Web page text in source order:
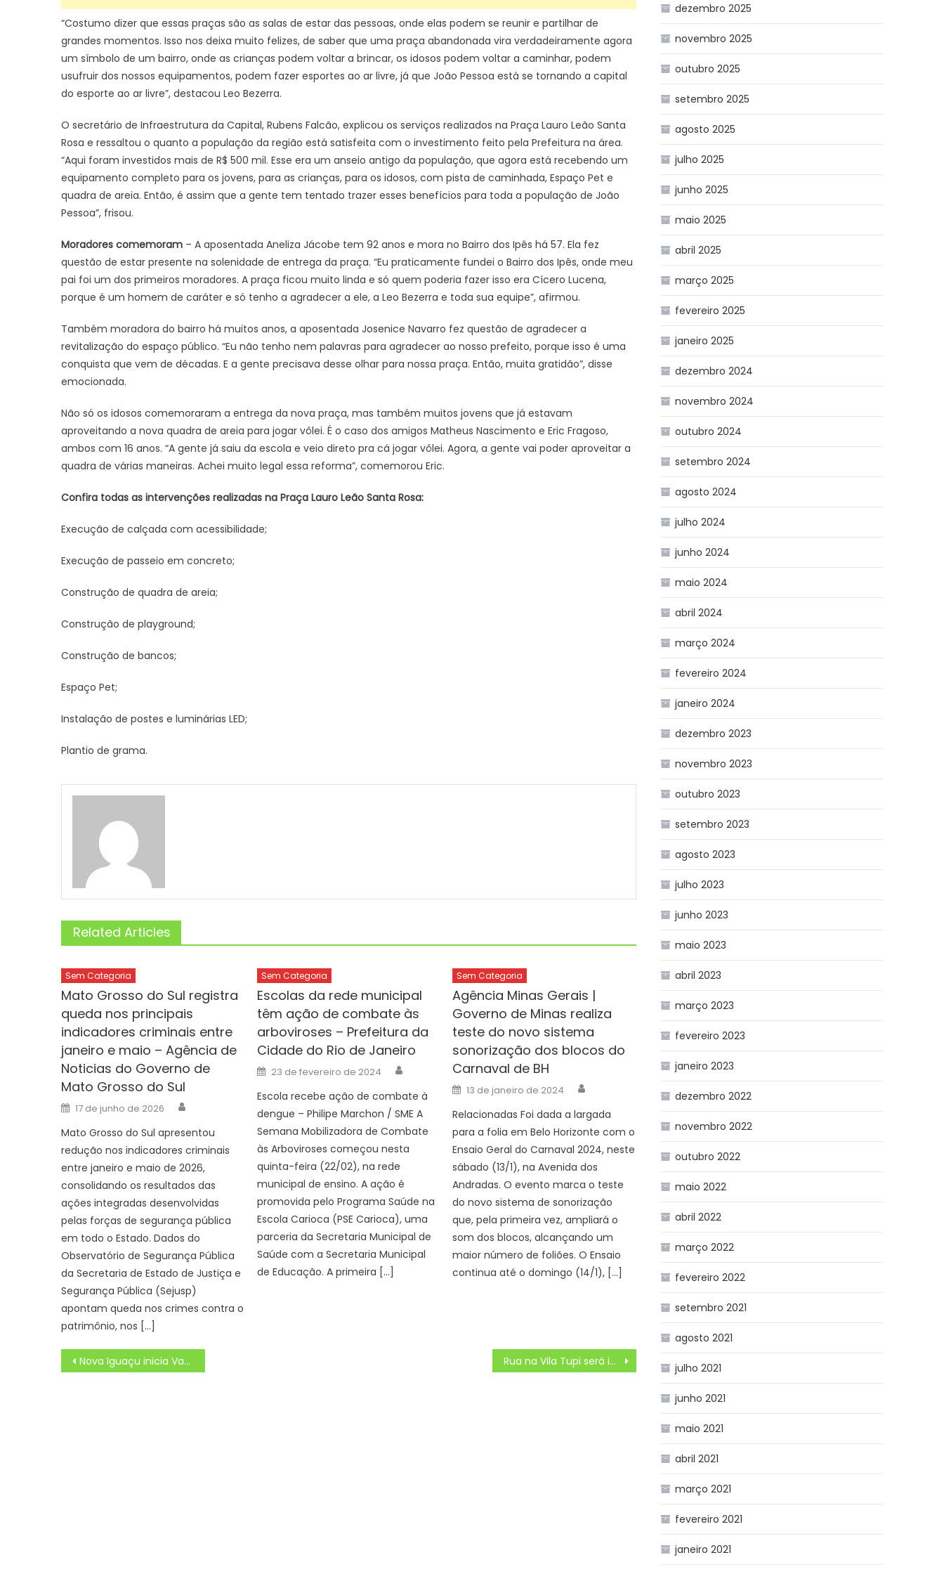
“Costumo dizer que essas praças são as salas de estar das pessoas, onde elas podem se reunir e partilhar de
grandes momentos. Isso nos deixa muito felizes, de saber que uma praça abandonada vira verdadeiramente agora
um símbolo de um bairro, onde as crianças podem voltar a brincar, os idosos podem voltar a caminhar, podem
usufruir dos nossos equipamentos, podem fazer esportes ao ar livre, já que João Pessoa está se tornando a capital
do esporte ao ar livre”, destacou Leo Bezerra.
O secretário de Infraestrutura da Capital, Rubens Falcão, explicou os serviços realizados na Praça Lauro Leão Santa
Rosa e ressaltou o quanto a população da região está satisfeita com o investimento feito pela Prefeitura na área.
“Aqui foram investidos mais de R$ 500 mil. Esse era um anseio antigo da população, que agora está recebendo um
equipamento completo para os jovens, para as crianças, para os idosos, com pista de caminhada, Espaço Pet e
quadra de areia. Então, é assim que a gente tem tentado trazer esses benefícios para toda a população de João
Pessoa”, frisou.
Moradores comemoram – A aposentada Aneliza Jácobe tem 92 anos e mora no Bairro dos Ipês há 57. Ela fez
questão de estar presente na solenidade de entrega da praça. “Eu praticamente fundei o Bairro dos Ipês, onde meu
pai foi um dos primeiros moradores. A praça ficou muito linda e só quem poderia fazer isso era Cícero Lucena,
porque é um homem de caráter e só tenho a agradecer a ele, a Leo Bezerra e toda sua equipe”, afirmou.
Também moradora do bairro há muitos anos, a aposentada Josenice Navarro fez questão de agradecer a
revitalização do espaço público. “Eu não tenho nem palavras para agradecer ao nosso prefeito, porque isso é uma
conquista que vem de décadas. E a gente precisava desse olhar para nossa praça. Então, muita gratidão”, disse
emocionada.
Não só os idosos comemoraram a entrega da nova praça, mas também muitos jovens que já estavam
aproveitando a nova quadra de areia para jogar vôlei. É o caso dos amigos Matheus Nascimento e Eric Fragoso,
ambos com 16 anos. “A gente já saiu da escola e veio direto pra cá jogar vôlei. Agora, a gente vai poder aproveitar a
quadra de várias maneiras. Achei muito legal essa reforma”, comemorou Eric.
Confira todas as intervenções realizadas na Praça Lauro Leão Santa Rosa:
Execução de calçada com acessibilidade;
Execução de passeio em concreto;
Construção de quadra de areia;
Construção de playground;
Construção de bancos;
Espaço Pet;
Instalação de postes e luminárias LED;
Plantio de grama.
Related Articles
Sem Categoria
Mato Grosso do Sul registra
queda nos principais
indicadores criminais entre
janeiro e maio – Agência de
Noticias do Governo de
Mato Grosso do Sul
Posted
on
17 de junho de 2026
Mato Grosso do Sul apresentou
redução nos indicadores criminais
entre janeiro e maio de 2026,
consolidando os resultados das
ações integradas desenvolvidas
pelas forças de segurança pública
em todo o Estado. Dados do
Observatório de Segurança Pública
da Secretaria de Estado de Justiça e
Segurança Pública (Sejusp)
apontam queda nos crimes contra o
patrimônio, nos […]
Sem Categoria
Escolas da rede municipal
têm ação de combate às
arboviroses – Prefeitura da
Cidade do Rio de Janeiro
Posted
on
23 de fevereiro de 2024
Escola recebe ação de combate à
dengue – Philipe Marchon / SME A
Semana Mobilizadora de Combate
às Arboviroses começou nesta
quinta-feira (22/02), na rede
municipal de ensino. A ação é
promovida pelo Programa Saúde na
Escola Carioca (PSE Carioca), uma
parceria da Secretaria Municipal de
Saúde com a Secretaria Municipal
de Educação. A primeira […]
Sem Categoria
Agência Minas Gerais |
Governo de Minas realiza
teste do novo sistema
sonorização dos blocos do
Carnaval de BH
Posted
on
13 de janeiro de 2024
Relacionadas Foi dada a largada
para a folia em Belo Horizonte com o
Ensaio Geral do Carnaval 2024, neste
sábado (13/1), na Avenida dos
Andradas. O evento marca o teste
do novo sistema de sonorização
que, pela primeira vez, ampliará o
som dos blocos, alcançando um
maior número de foliões. O Ensaio
continua até o domingo (14/1), […]
Navegação
de
Nova Iguaçu inicia Vacinação Antirrábica Itinerante Rua na Vila Tupi será interditada para obras de drenagem
dezembro 2025
novembro 2025
outubro 2025
setembro 2025
agosto 2025
julho 2025
junho 2025
maio 2025
abril 2025
março 2025
fevereiro 2025
janeiro 2025
dezembro 2024
novembro 2024
outubro 2024
setembro 2024
agosto 2024
julho 2024
junho 2024
maio 2024
abril 2024
março 2024
fevereiro 2024
janeiro 2024
dezembro 2023
novembro 2023
outubro 2023
setembro 2023
agosto 2023
julho 2023
junho 2023
maio 2023
abril 2023
março 2023
fevereiro 2023
janeiro 2023
dezembro 2022
novembro 2022
outubro 2022
maio 2022
abril 2022
março 2022
fevereiro 2022
setembro 2021
agosto 2021
julho 2021
junho 2021
maio 2021
abril 2021
março 2021
fevereiro 2021
janeiro 2021